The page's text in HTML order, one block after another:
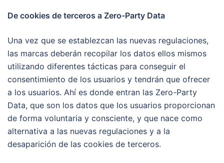
De cookies de terceros a Zero-Party Data
Una vez que se establezcan las nuevas regulaciones,
las marcas deberán recopilar los datos ellos mismos
utilizando diferentes tácticas para conseguir el
consentimiento de los usuarios y tendrán que ofrecer
a los usuarios. Ahí es donde entran las Zero-Party
Data, que son los datos que los usuarios proporcionan
de forma voluntaria y consciente, y que nace como
alternativa a las nuevas regulaciones y a la
desaparición de las cookies de terceros.